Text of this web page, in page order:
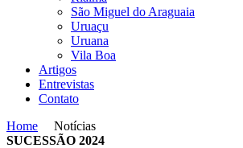
São Miguel do Araguaia
Uruaçu
Uruana
Vila Boa
Artigos
Entrevistas
Contato
Home
Notícias
SUCESSÃO 2024